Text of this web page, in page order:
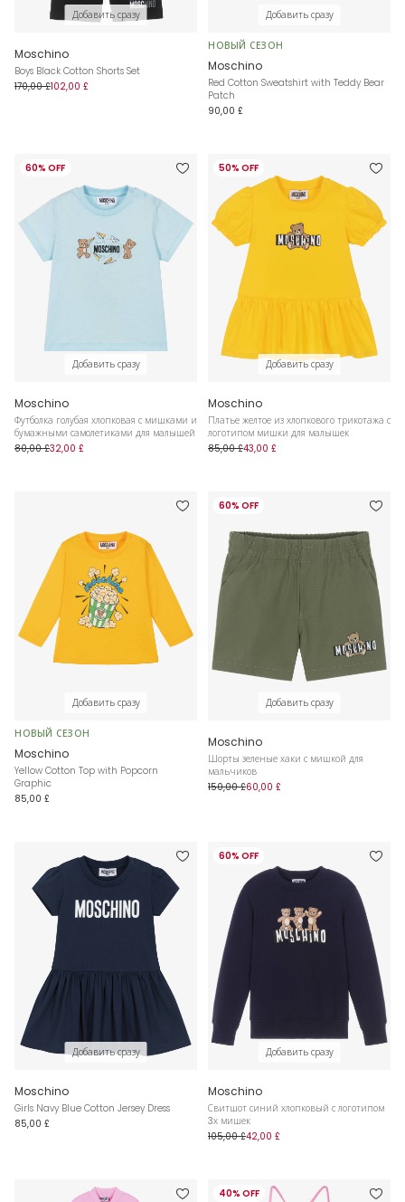
Добавить сразу
Moschino
Boys Black Cotton Shorts Set
170,00 £102,00 £
Добавить сразу
НОВЫЙ СЕЗОН
Moschino
Red Cotton Sweatshirt with Teddy Bear
Patch
90,00 £
60% OFF
Добавить сразу
Moschino
Футболка голубая хлопковая с мишками и
бумажными самолетиками для малышей
80,00 £32,00 £
50% OFF
Добавить сразу
Moschino
Платье желтое из хлопкового трикотажа с
логотипом мишки для малышек
85,00 £43,00 £
Добавить сразу
НОВЫЙ СЕЗОН
Moschino
Yellow Cotton Top with Popcorn
Graphic
85,00 £
60% OFF
Добавить сразу
Moschino
Шорты зеленые хаки с мишкой для
мальчиков
150,00 £60,00 £
Добавить сразу
Moschino
Girls Navy Blue Cotton Jersey Dress
85,00 £
60% OFF
Добавить сразу
Moschino
Свитшот синий хлопковый с логотипом
3х мишек
105,00 £42,00 £
40% OFF